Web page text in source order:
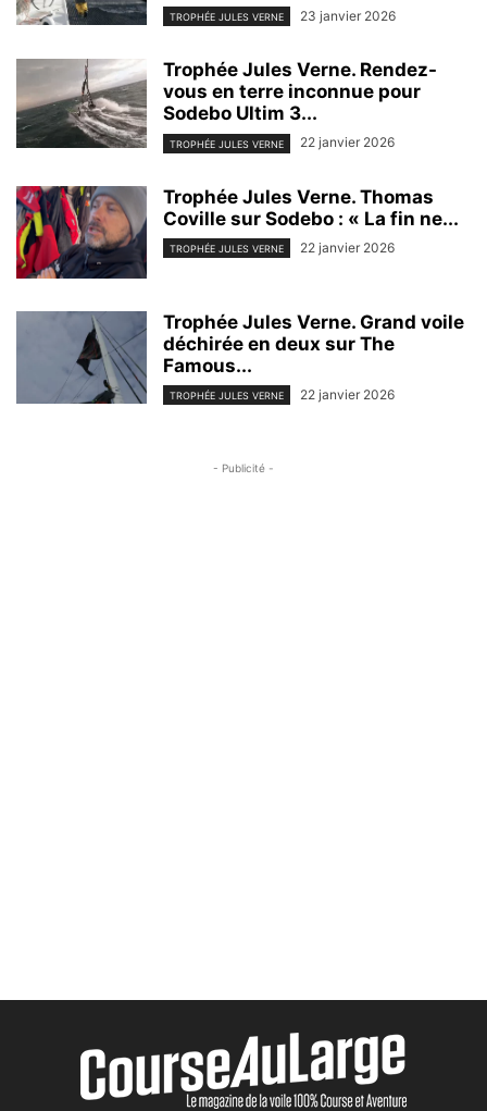
TROPHÉE JULES VERNE 23 janvier 2026
Trophée Jules Verne. Rendez-
vous en terre inconnue pour
Sodebo Ultim 3...
TROPHÉE JULES VERNE 22 janvier 2026
Trophée Jules Verne. Thomas
Coville sur Sodebo : « La fin ne...
TROPHÉE JULES VERNE 22 janvier 2026
Trophée Jules Verne. Grand voile
déchirée en deux sur The
Famous...
TROPHÉE JULES VERNE 22 janvier 2026
- Publicité -